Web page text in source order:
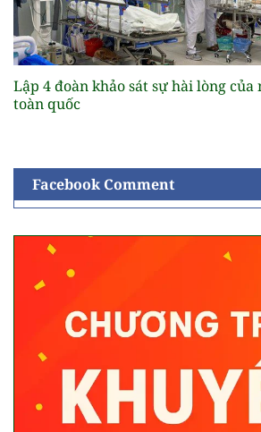
Lập 4 đoàn khảo sát sự hài lòng
toàn quốc
Facebook Comment